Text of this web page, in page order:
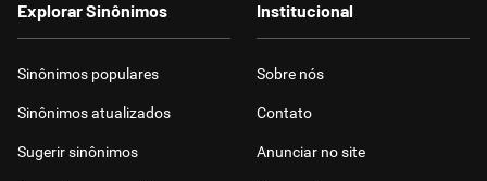
Explorar Sinônimos
Sinônimos populares
Sinônimos atualizados
Sugerir sinônimos
Institucional
Sobre nós
Contato
Anunciar no site